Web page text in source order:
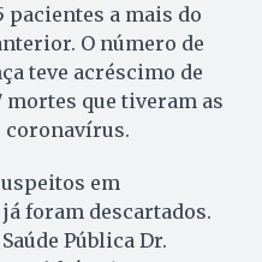
pacientes a mais do
O número de
teve acréscimo de
mortes que tiveram as
coronavírus.
em
foram descartados.
Pública Dr.